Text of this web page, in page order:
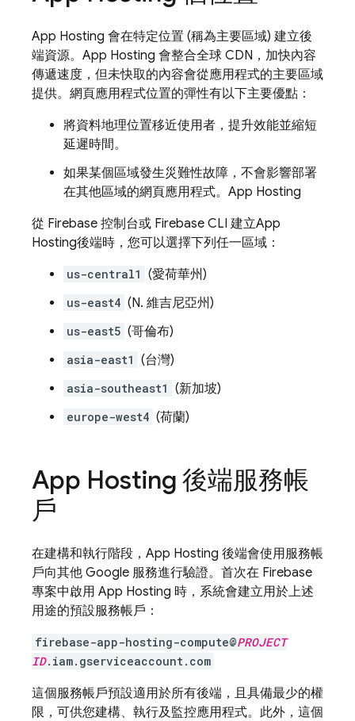
App Hosting 會在特定位置 (稱為主要區域) 建立後
端資源。 App Hosting 會整合全球 CDN，加快內容
傳遞速度，但未快取的內容會從應用程式的主要區域
提供。網頁應用程式位置的彈性有以下主要優點：
將資料地理位置移近使用者，提升效能並縮短
延遲時間。
如果某個區域發生災難性故障，不會影響部署
在其他區域的網頁應用程式。 App Hosting
從 Firebase 控制台或 Firebase CLI 建立App
Hosting後端時，您可以選擇下列任一區域：
us-central1 (愛荷華州)
us-east4 (N. 維吉尼亞州)
us-east5 (哥倫布)
asia-east1 (台灣)
asia-southeast1 (新加坡)
europe-west4 (荷蘭)
App Hosting 後端服務帳
戶
在建構和執行階段， App Hosting 後端會使用服務帳
戶向其他 Google 服務進行驗證。首次在 Firebase
專案中啟用 App Hosting 時，系統會建立用於上述
用途的預設服務帳戶：
firebase-app-hosting-compute@PROJECT
ID.iam.gserviceaccount.com
這個服務帳戶預設適用於所有後端，且具備最少的權
限，可供您建構、執行及監控應用程式。此外，這個